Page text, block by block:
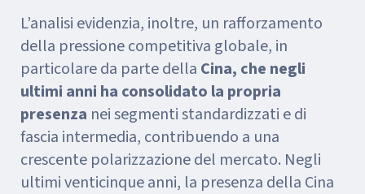
L’analisi evidenzia, inoltre, un rafforzamento
della pressione competitiva globale, in
particolare da parte della Cina, che negli
ultimi anni ha consolidato la propria
presenza nei segmenti standardizzati e di
fascia intermedia, contribuendo a una
crescente polarizzazione del mercato. Negli
ultimi venticinque anni, la presenza della Cina